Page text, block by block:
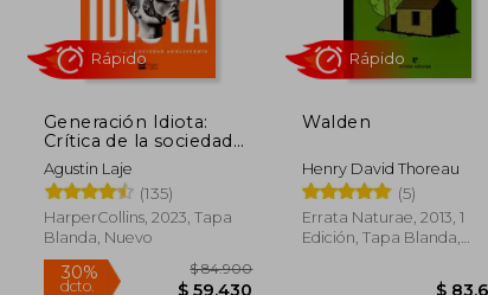
10%
dcto.
$ 55.000
$ 49.500
Generación Idiota:
Crítica de la sociedad
adolescente
Agustin Laje
(135)
HarperCollins, 2023, Tapa
Blanda, Nuevo
Walden
Henry David Thoreau
(5)
Errata Naturae, 2013, 1
Edición, Tapa Blanda,